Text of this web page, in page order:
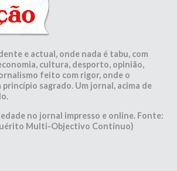
e actual, onde nada é tabu, com
cultura, desporto, opinião,
feito com rigor, onde o
sagrado. Um jornal, acima de
no jornal impresso e online. Fonte:
Multi-Objectivo Contínuo)